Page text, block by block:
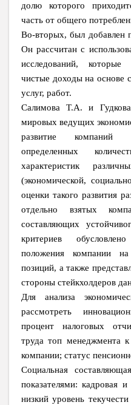
долю которого
часть от общего
Во-вторых, был добавлен
Он рассчитан с
исследований, которые
чистые доходы на основе
услуг, работ.
Салимова Т.А. и
мировых ведущих
развитие компаний
определенных
характеристик
(экономической,
оценки такого развития
отдельно взятых
составляющих
критериев
положения компании
позиций, а также
стороны стейкхолдеров
Для анализа
рассмотреть
процент налоговых
труда топ менеджмента
компании; статус
Социальная
показателями: кадровая и
низкий уровень